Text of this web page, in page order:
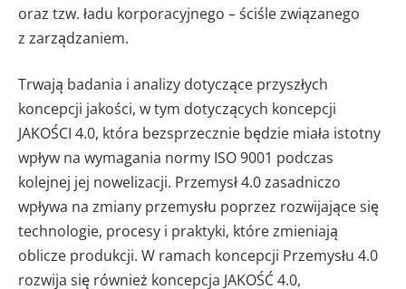
oraz tzw. ładu korporacyjnego – ściśle związanego
z zarządzaniem.
Trwają badania i analizy dotyczące przyszłych
koncepcji jakości, w tym dotyczących koncepcji
JAKOŚCI 4.0, która bezsprzecznie będzie miała istotny
wpływ na wymagania normy ISO 9001 podczas
kolejnej jej nowelizacji. Przemysł 4.0 zasadniczo
wpływa na zmiany przemysłu poprzez rozwijające się
technologie, procesy i praktyki, które zmieniają
oblicze produkcji. W ramach koncepcji Przemysłu 4.0
rozwija się również koncepcja JAKOŚĆ 4.0,